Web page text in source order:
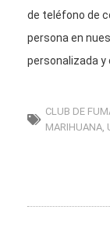
de teléfono de
persona en
personalizada
CLUB DE
MARIHUANA